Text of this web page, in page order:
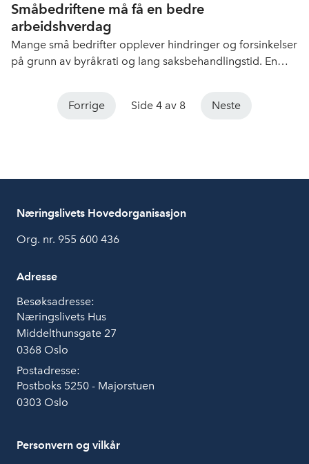
Småbedriftene må få en bedre
arbeidshverdag
Mange små bedrifter opplever hindringer og forsinkelser
på grunn av byråkrati og lang saksbehandlingstid. En
kvalifiserte folk forverrer hverdagen ytterligere.
Forrige Side 4 av 8 Neste
Næringslivets Hovedorganisasjon
Org. nr. 955 600 436
Adresse
Besøksadresse:
Næringslivets Hus
Middelthunsgate 27
0368 Oslo
Postadresse:
Postboks 5250 - Majorstuen
0303 Oslo
Personvern og vilkår